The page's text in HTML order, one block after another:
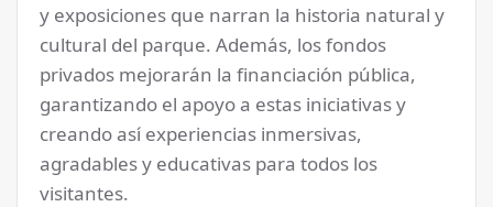
y exposiciones que narran la historia natural y
cultural del parque. Además, los fondos
privados mejorarán la financiación pública,
garantizando el apoyo a estas iniciativas y
creando así experiencias inmersivas,
agradables y educativas para todos los
visitantes.